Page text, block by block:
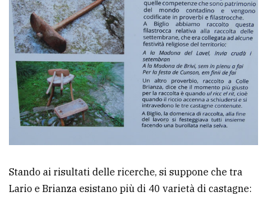
Stando ai risultati delle ricerche, si suppone che tra
Lario e Brianza esistano più di 40 varietà di castagne: